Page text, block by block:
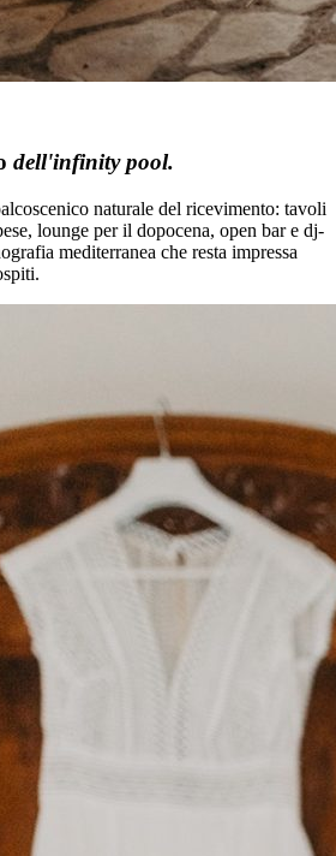
dell'infinity pool.
naturale del ricevimento: tavoli
lounge per il dopocena, open bar e dj-
mediterranea che resta impressa